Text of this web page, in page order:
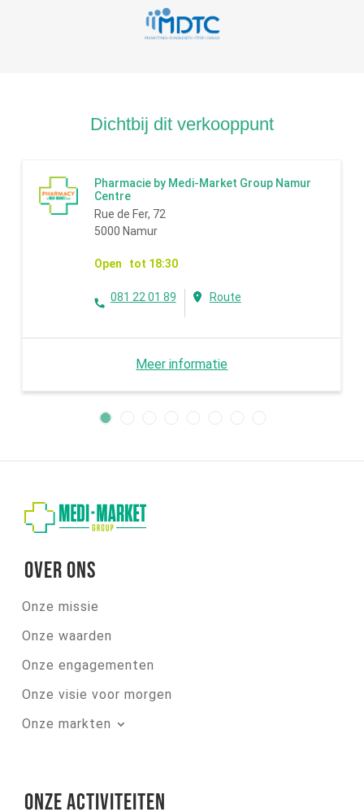
Dichtbij dit verkooppunt
Pharmacie by Medi-Market Group Namur
Centre
Rue de Fer, 72
5000 Namur
Open tot 18:30
081 22 01 89 Route
Meer informatie
Over ons
Onze missie
Onze waarden
Onze engagementen
Onze visie voor morgen
Onze markten
Onze activiteiten